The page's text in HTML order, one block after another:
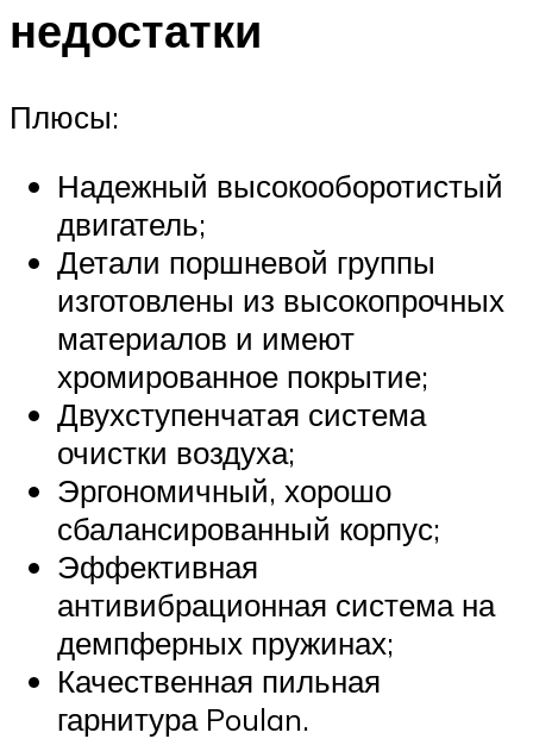
недостатки
Плюсы:
Надежный высокооборотистый
двигатель;
Детали поршневой группы
изготовлены из высокопрочных
материалов и имеют
хромированное покрытие;
Двухступенчатая система
очистки воздуха;
Эргономичный, хорошо
сбалансированный корпус;
Эффективная
антивибрационная система на
демпферных пружинах;
Качественная пильная
гарнитура Poulan.